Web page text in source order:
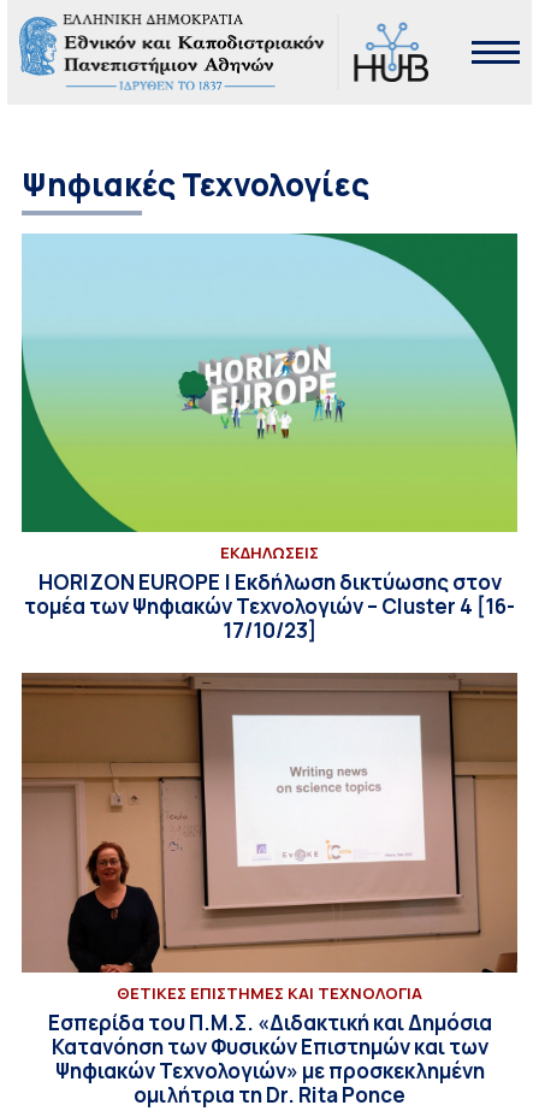
Ψηφιακές Τεχνολογίες
ΕΚΔΗΛΩΣΕΙΣ
HORIZON EUROPE | Εκδήλωση δικτύωσης στον
τομέα των Ψηφιακών Τεχνολογιών – Cluster 4 [16-
17/10/23]
ΘΕΤΙΚΕΣ ΕΠΙΣΤΗΜΕΣ ΚΑΙ ΤΕΧΝΟΛΟΓΙΑ
Εσπερίδα του Π.Μ.Σ. «Διδακτική και Δημόσια
Κατανόηση των Φυσικών Επιστημών και των
Ψηφιακών Τεχνολογιών» με προσκεκλημένη
ομιλήτρια τη Dr. Rita Ponce